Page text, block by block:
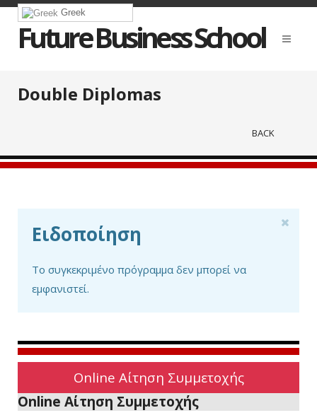
Greek
Future Business School
Double Diplomas
BACK
Ειδοποίηση
Το συγκεκριμένο πρόγραμμα δεν μπορεί να
εμφανιστεί.
Online Αίτηση Συμμετοχής
Online Αίτηση Συμμετοχής